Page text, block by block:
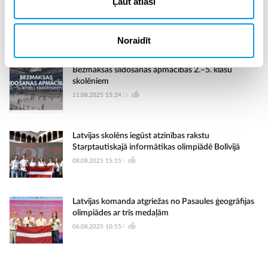
Noraidīt
Latvijas Universitāte aicina nominēt “Latvijas Gada
Bezmaksas slidošanas apmācības 2.–5. klašu
skolēniem
11.08.2025 15:2416
Latvijas skolēns iegūst atzinības rakstu
Starptautiskajā informātikas olimpiādē Bolīvijā
08.08.2025 15:15 5
Latvijas komanda atgriežas no Pasaules ģeogrāfijas
olimpiādes ar trīs medaļām
06.08.2025 10:554